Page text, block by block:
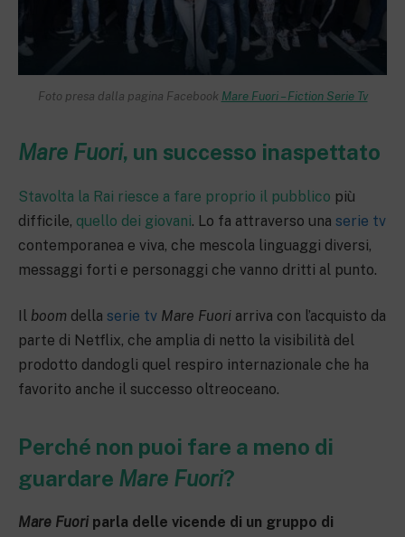
Foto presa dalla pagina Facebook Mare Fuori – Fiction Serie Tv
Mare Fuori, un successo inaspettato
Stavolta la Rai riesce a fare proprio il pubblico più
difficile, quello dei giovani. Lo fa attraverso una serie tv
contemporanea e viva, che mescola linguaggi diversi,
messaggi forti e personaggi che vanno dritti al punto.
Il boom della serie tv Mare Fuori arriva con l’acquisto da
parte di Netflix, che amplia di netto la visibilità del
prodotto dandogli quel respiro internazionale che ha
favorito anche il successo oltreoceano.
Perché non puoi fare a meno di
guardare Mare Fuori?
Mare Fuori parla delle vicende di un gruppo di